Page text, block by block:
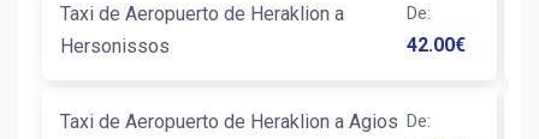
Taxi de Aeropuerto de Heraklion a
Hersonissos
De:
42.00€
Taxi de Aeropuerto de Heraklion a Agios De: